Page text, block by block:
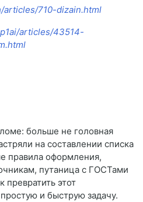
articles/710-dizain.html
articles/43514-
больше не головная
на составлении списка
правила оформления,
путаница с ГОСТами
этот
и быструю задачу.